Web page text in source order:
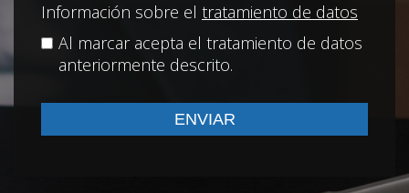
Información sobre el tratamiento de datos
Al marcar acepta el tratamiento de datos
anteriormente descrito.